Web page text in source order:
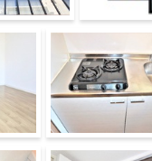
間取り
キッチン